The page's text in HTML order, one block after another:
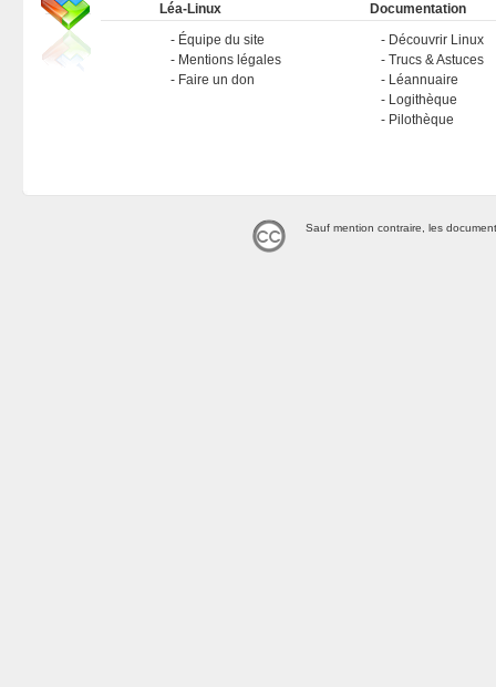
Léa-Linux
Équipe du site
Mentions légales
Faire un don
Documentation
Découvrir Linux
Trucs & Astuces
Léannuaire
Logithèque
Pilothèque
Sauf mention contraire, les